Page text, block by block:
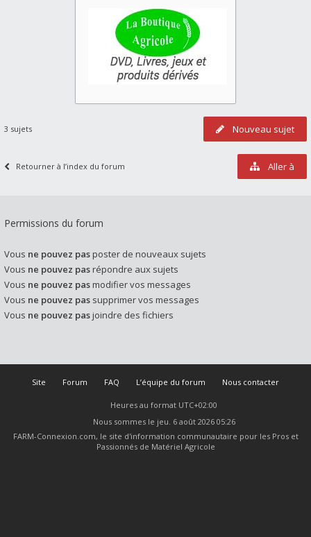
Nouveau sujet
3 sujets
Retourner à l’index du forum Aller à
Permissions du forum
Vous ne pouvez pasposter de nouveaux sujets
Vous ne pouvez pasrépondre aux sujets
Vous ne pouvez pasmodifier vos messages
Vous ne pouvez pas supprimer vos messages
Vous ne pouvez pasjoindre des fichiers
Site Forum FAQ L’équipe du forum Nous contacter
Heures au format UTC+02:00
Nous sommes le jeu. 6 août 2026 05:26
FARM-Connexion.com, le site d'information communautaire pour les Pros et
Passionnés de Matériel Agricole